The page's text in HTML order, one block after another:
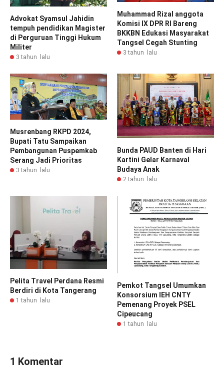
Advokat Syamsul Jahidin
tempuh pendidikan Magister
di Perguruan Tinggi Hukum
Militer
3 tahun lalu
Muhammad Rizal anggota
Komisi IX DPR RI Bareng
BKKBN Edukasi Masyarakat
Tangsel Cegah Stunting
3 tahun lalu
Musrenbang RKPD 2024,
Bupati Tatu Sampaikan
Pembangunan Puspemkab
Serang Jadi Prioritas
3 tahun lalu
Bunda PAUD Banten di Hari
Kartini Gelar Karnaval
Budaya Anak
2 tahun lalu
Pelita Travel Perdana Resmi
Berdiri di Kota Tangerang
1 tahun lalu
Pemkot Tangsel Umumkan
Konsorsium IEH CNTY
Pemenang Proyek PSEL
Cipeucang
1 tahun lalu
1 Komentar